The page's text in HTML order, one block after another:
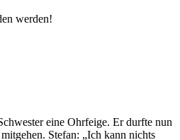
werden!
eine Ohrfeige. Er durfte nun
Stefan: „Ich kann nichts